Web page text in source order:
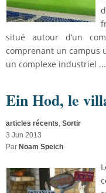
situé autour d’un
comprenant un campus
un complexe industriel ...
Ein Hod, le
articles récents, Sortir
3 Jun 2013
Par Noam Speich